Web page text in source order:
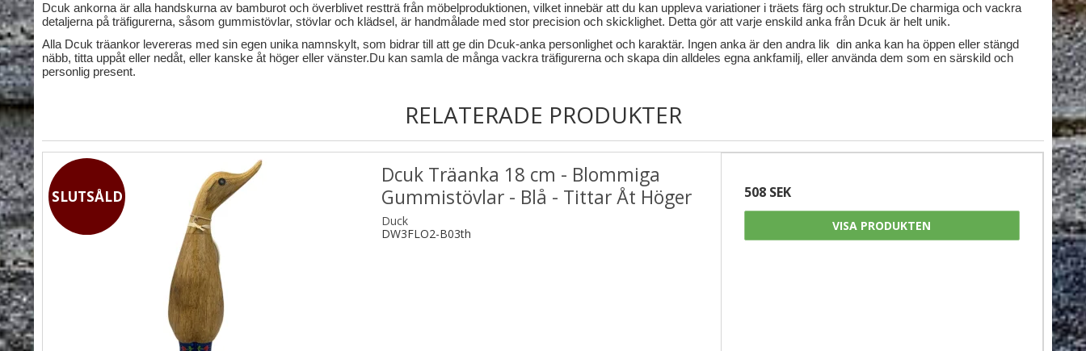
Dcuk ankorna är alla handskurna av bamburot och överblivet restträ från möbelproduktionen, vilket innebär att du kan uppleva variationer i träets färg och struktur.De charmiga och vackra
detaljerna på träfigurerna, såsom gummistövlar, stövlar och klädsel, är handmålade med stor precision och skicklighet. Detta gör att varje enskild anka från Dcuk är helt unik.
Alla Dcuk träankor levereras med sin egen unika namnskylt, som bidrar till att ge din Dcuk-anka personlighet och karaktär. Ingen anka är den andra lik din anka kan ha öppen eller stängd
näbb, titta uppåt eller nedåt, eller kanske åt höger eller vänster.Du kan samla de många vackra träfigurerna och skapa din alldeles egna ankfamilj, eller använda dem som en särskild och
personlig present.
RELATERADE PRODUKTER
SLUTSÅLD
Dcuk Träanka 18 cm - Blommiga
Gummistövlar - Blå - Tittar Åt Höger
Duck
DW3FLO2-B03th
508 SEK
VISA PRODUKTEN